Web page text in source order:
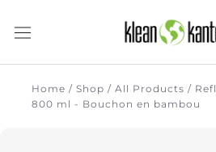
Home / Shop / All Products /
800 ml - Bouchon en bambou